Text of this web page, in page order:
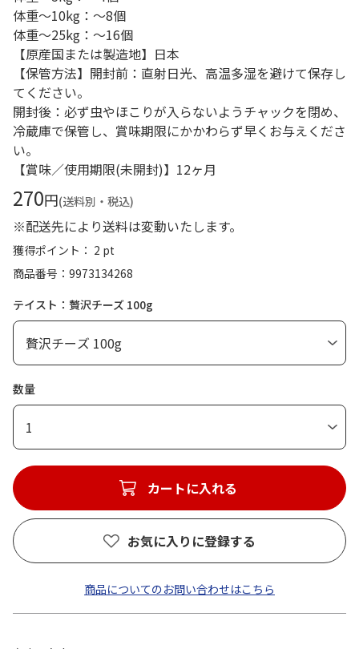
体重～10kg：～8個
体重～25kg：～16個
【原産国または製造地】日本
【保管方法】開封前：直射日光、高温多湿を避けて保存し
てください。
開封後：必ず虫やほこりが入らないようチャックを閉め、
冷蔵庫で保管し、賞味期限にかかわらず早くお与えくださ
い。
【賞味／使用期限(未開封)】12ヶ月
270円(送料別・税込)
※配送先により送料は変動いたします。
獲得ポイント： 2 pt
商品番号
9973134268
テイスト：贅沢チーズ 100g
数量
1
カートに入れる
お気に入りに登録する
商品についてのお問い合わせはこちら